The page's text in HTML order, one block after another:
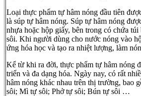
Loại thực phẩm tự hâm nóng đầu tiên
là súp tự hâm nóng. Súp tự hâm nóng
nhựa hoặc hộp giấy, bên trong có chứa
sôi. Khi người dùng cho nước nóng vào
ứng hóa học và tạo ra nhiệt lượng, làm
Kể từ khi ra đời, thực phẩm tự hâm nóng
triển và đa dạng hóa. Ngày nay, có rất
hâm nóng khác nhau trên thị trường, bao
sôi; Mì tự sôi; Phở tự sôi; Bún tự sôi …